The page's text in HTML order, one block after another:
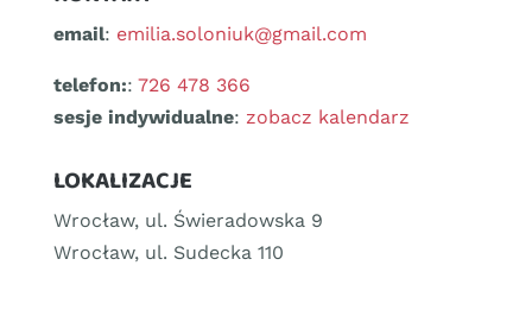
email: emilia.soloniuk@gmail.com
telefon:: 726 478 366
sesje indywidualne: zobacz kalendarz
LOKALIZACJE
Wrocław, ul. Świeradowska 9
Wrocław, ul. Sudecka 110